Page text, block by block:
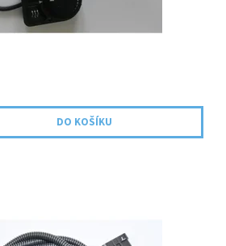
délce 1,8m , který je součástí dodávky